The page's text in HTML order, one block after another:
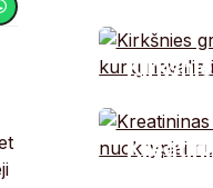
nevalia